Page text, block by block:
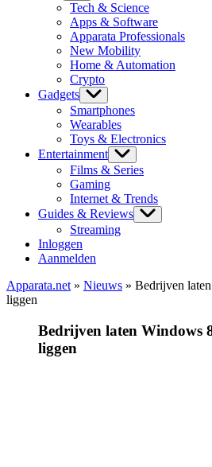
Tech & Science
Apps & Software
Apparata Professionals
New Mobility
Home & Automation
Crypto
Gadgets
Smartphones
Wearables
Toys & Electronics
Entertainment
Films & Series
Gaming
Internet & Trends
Guides & Reviews
Streaming
Inloggen
Aanmelden
Apparata.net » Nieuws » Bedrijven
liggen
Bedrijven laten Windows
liggen